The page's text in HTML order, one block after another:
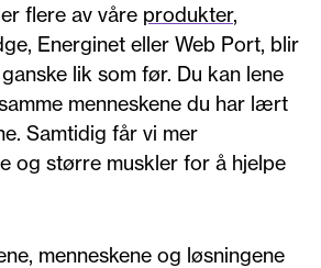
flere av våre produkter,
Energinet eller Web Port, blir
lik som før. Du kan lene
menneskene du har lært
Samtidig får vi mer
og større muskler for å hjelpe
menneskene og løsningene